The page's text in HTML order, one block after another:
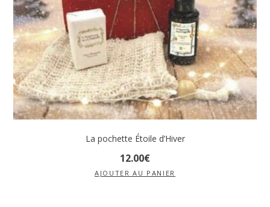
La pochette Étoile d’Hiver
12.00€
AJOUTER AU PANIER